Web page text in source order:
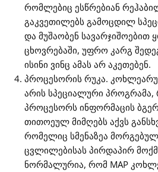
რომლებიც ესწრებიან
გაკვეთილებს გამოცდილ
და მუშაობენ
ცხოვრებაში, უფრო კარგ
ისინი ვინც ამას არ აკეთებენ.
პროცესორის რუკა.
არის სპეციალური
პროცესორს ინფორმაცის
თითოეულ მიმღებს აქვს
რომელიც სმენაზეა
ცვლილებისას პირდაპირ
ნორმალურია, რომ MAP